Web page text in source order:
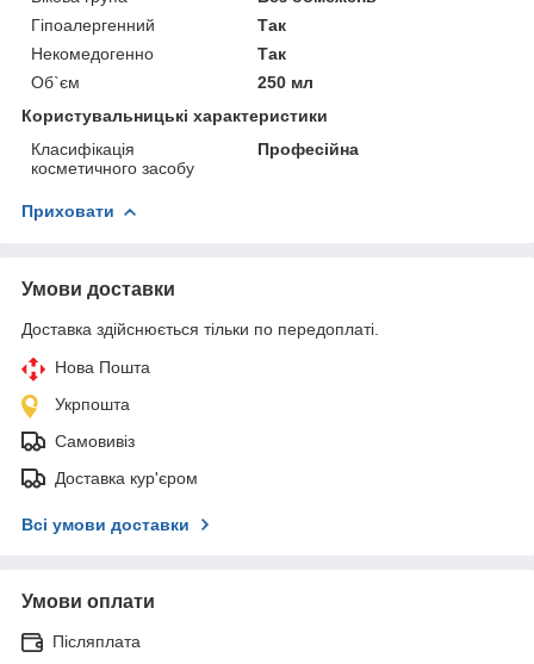
Гіпоалергенний
Так
Некомедогенно
Так
Об`єм
250 мл
Користувальницькі характеристики
Класифікація
косметичного засобу
Професійна
Приховати
Умови доставки
Доставка здійснюється тільки по передоплаті.
Нова Пошта
Укрпошта
Самовивіз
Доставка кур'єром
Всі умови доставки
Умови оплати
Післяплата